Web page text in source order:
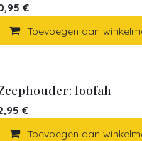
€
Toevoegen aan
loofah
€
Toevoegen aan